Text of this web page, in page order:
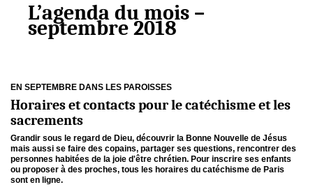
L’agenda du mois –
septembre 2018
EN SEPTEMBRE DANS LES PAROISSES
Horaires et contacts pour le catéchisme et les
sacrements
Grandir sous le regard de Dieu, découvrir la Bonne Nouvelle de Jésus
mais aussi se faire des copains, partager ses questions, rencontrer des
personnes habitées de la joie d'être chrétien. Pour inscrire ses enfants
ou proposer à des proches, tous les horaires du catéchisme de Paris
sont en ligne.